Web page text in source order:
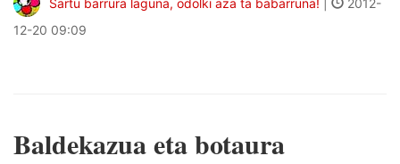
Sartu barrura laguna, odolki aza ta babarruna!
2012-
12-20 09:09
Baldekazua eta botaura